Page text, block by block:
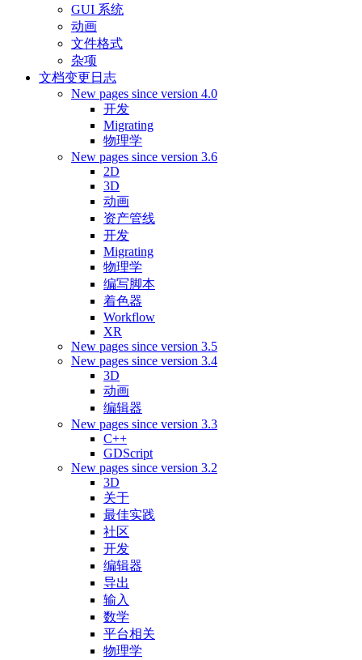
GUI 系统
动画
文件格式
杂项
文档变更日志
New pages since version 4.0
开发
Migrating
物理学
New pages since version 3.6
2D
3D
动画
资产管线
开发
Migrating
物理学
编写脚本
着色器
Workflow
XR
New pages since version 3.5
New pages since version 3.4
3D
动画
编辑器
New pages since version 3.3
C++
GDScript
New pages since version 3.2
3D
关于
最佳实践
社区
开发
编辑器
导出
输入
数学
平台相关
物理学